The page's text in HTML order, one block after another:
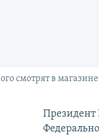
смотрят в
Президент